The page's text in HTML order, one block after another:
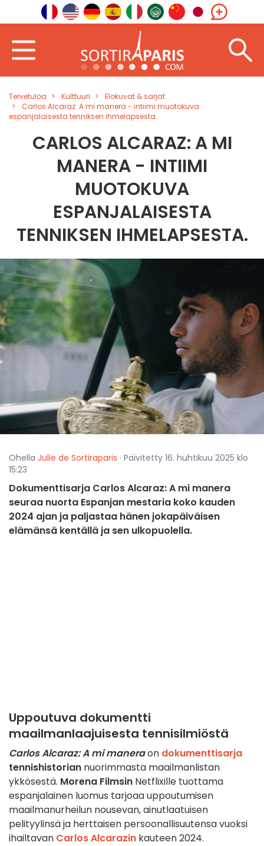
Tervetuloa Kulttuuri
Elokuvat & sarjat
Carlos Alcaraz: A mi manera - intiimi muotokuva
espanjalaisesta tenniksen ihmelapsesta.
CARLOS ALCARAZ: A MI
MANERA - INTIIMI
MUOTOKUVA
ESPANJALAISESTA
TENNIKSEN IHMELAPSESTA.
Ohella Julie de Sortiraparis · Päivitetty 16. huhtikuu 2025 klo
15:23
Dokumenttisarja Carlos Alcaraz: A mi manera
seuraa nuorta Espanjan mestaria koko kauden
2024 ajan ja paljastaa hänen jokapäiväisen
elämänsä kentällä ja sen ulkopuolella.
Uppoutuva dokumentti
maailmanlaajuisesta tennisilmiöstä
Carlos Alcaraz: A mi maneraon dokumenttisarja
tennishistorian nuorimmasta maailmanlistan
ykkösestä. Morena Filmsin Netflixille tuottama
espanjalainen luomus tarjoaa uppoutumisen
maailmanurheilun nousevan, ainutlaatuisen
pelityylinsä ja herttaisen persoonallisuutensa vuoksi
ihailtavan Carlos Alcarazin kauteen 2024.